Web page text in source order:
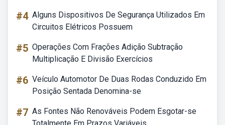
#4 Alguns Dispositivos De Segurança Utilizados Em
Circuitos Elétricos Possuem
#5 Operações Com Frações Adição Subtração
Multiplicação E Divisão Exercícios
#6 Veículo Automotor De Duas Rodas Conduzido Em
Posição Sentada Denomina-se
#7 As Fontes Não Renováveis Podem Esgotar-se